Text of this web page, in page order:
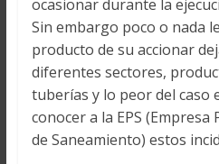
ocasionar durante la
Sin embargo poco o nada
producto de su accionar
diferentes sectores,
tuberías y lo peor del caso
conocer a la EPS
de Saneamiento) estos